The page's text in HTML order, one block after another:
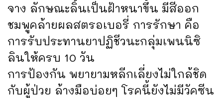
จาง ลักษณะลิ้นเป็นฝ้าหนาขึ้น มีสีออก
ชมพูคล้ายผลสตรอเบอรี่ การรักษา คือ
การรับประทานยาปฏิชีวนะกลุ่มเพนนิซิ
ลินให้ครบ 10 วัน
การป้องกัน พยายามหลีกเลี่ยงไม่ใกล้ชิด
กับผู้ป่วย ล้างมือบ่อยๆ โรคนี้ยังไม่มีวัคซีน